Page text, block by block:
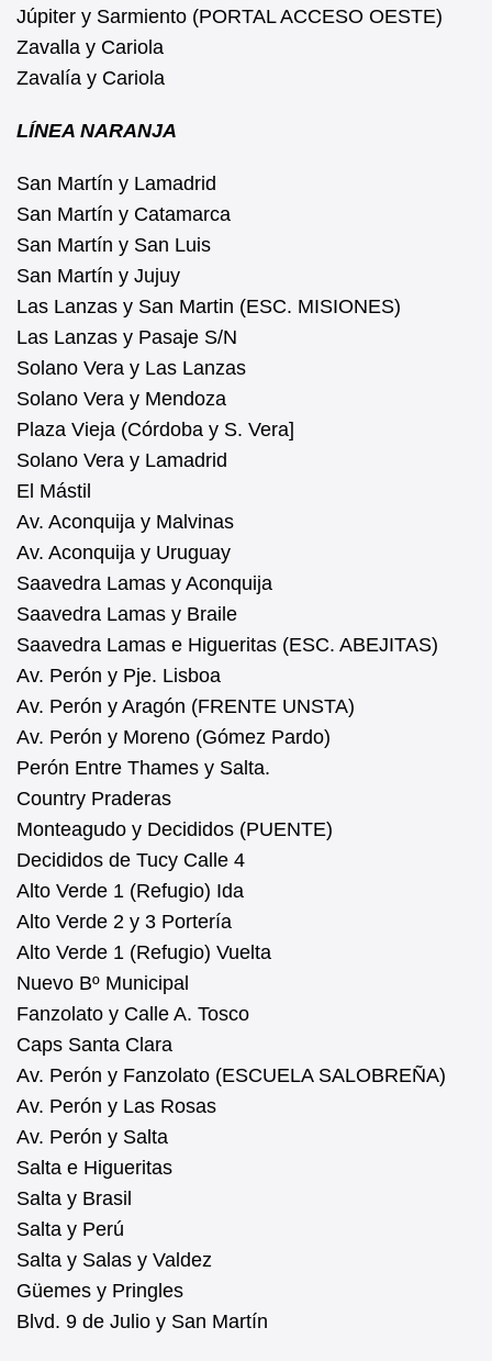
Júpiter y Sarmiento (PORTAL ACCESO OESTE)
Zavalla y Cariola
Zavalía y Cariola
LÍNEA NARANJA
San Martín y Lamadrid
San Martín y Catamarca
San Martín y San Luis
San Martín y Jujuy
Las Lanzas y San Martin (ESC. MISIONES)
Las Lanzas y Pasaje S/N
Solano Vera y Las Lanzas
Solano Vera y Mendoza
Plaza Vieja (Córdoba y S. Vera]
Solano Vera y Lamadrid
El Mástil
Av. Aconquija y Malvinas
Av. Aconquija y Uruguay
Saavedra Lamas y Aconquija
Saavedra Lamas y Braile
Saavedra Lamas e Higueritas (ESC. ABEJITAS)
Av. Perón y Pje. Lisboa
Av. Perón y Aragón (FRENTE UNSTA)
Av. Perón y Moreno (Gómez Pardo)
Perón Entre Thames y Salta.
Country Praderas
Monteagudo y Decididos (PUENTE)
Decididos de Tucy Calle 4
Alto Verde 1 (Refugio) Ida
Alto Verde 2 y 3 Portería
Alto Verde 1 (Refugio) Vuelta
Nuevo Bº Municipal
Fanzolato y Calle A. Tosco
Caps Santa Clara
Av. Perón y Fanzolato (ESCUELA SALOBREÑA)
Av. Perón y Las Rosas
Av. Perón y Salta
Salta e Higueritas
Salta y Brasil
Salta y Perú
Salta y Salas y Valdez
Güemes y Pringles
Blvd. 9 de Julio y San Martín